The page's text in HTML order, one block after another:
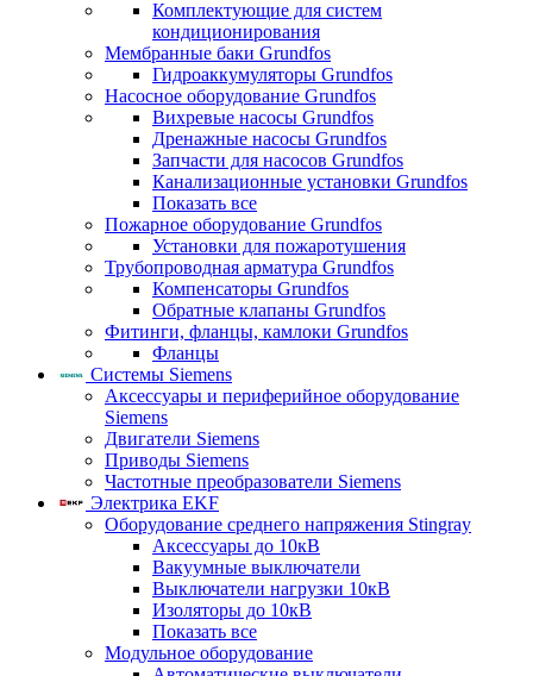
Комплектующие для систем
кондиционирования
Мембранные баки Grundfos
Гидроаккумуляторы Grundfos
Насосное оборудование Grundfos
Вихревые насосы Grundfos
Дренажные насосы Grundfos
Запчасти для насосов Grundfos
Канализационные установки Grundfos
Показать все
Пожарное оборудование Grundfos
Установки для пожаротушения
Трубопроводная арматура Grundfos
Компенсаторы Grundfos
Обратные клапаны Grundfos
Фитинги, фланцы, камлоки Grundfos
Фланцы
Системы Siemens
Аксессуары и периферийное оборудование
Siemens
Двигатели Siemens
Приводы Siemens
Частотные преобразователи Siemens
Электрика EKF
Оборудование среднего напряжения Stingray
Аксессуары до 10кВ
Вакуумные выключатели
Выключатели нагрузки 10кВ
Изоляторы до 10кВ
Показать все
Модульное оборудование